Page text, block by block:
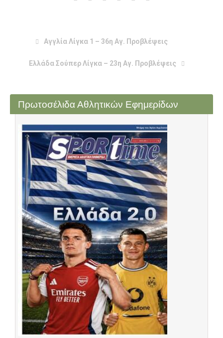
Αγγλία Λίγκα 1 – 36η Αγ. Προβλέψεις
Ελλάδα Σούπερ Λίγκα – 23η Αγ. Προβλέψεις
Πρωτοσέλιδα Αθλητικών Εφημερίδων